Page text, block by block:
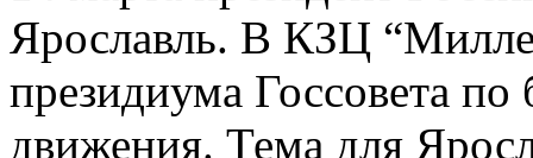
Ярославль. В КЗЦ
президиума Госсовета
движения. Тема для